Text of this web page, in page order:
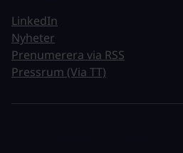
LinkedIn
Nyheter
Prenumerera via RSS
Pressrum (Via TT)